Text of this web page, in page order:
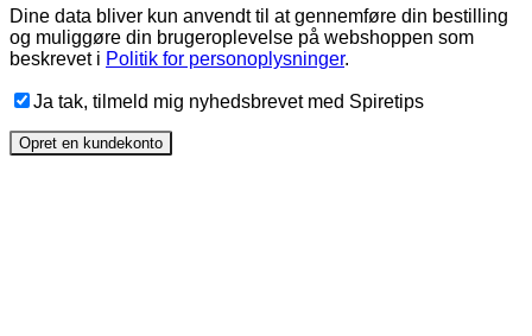
Dine data bliver kun anvendt til at gennemføre din bestilling
og muliggøre din brugeroplevelse på webshoppen som
beskrevet i Politik for personoplysninger.
Ja tak, tilmeld mig nyhedsbrevet med Spiretips
Opret en kundekonto